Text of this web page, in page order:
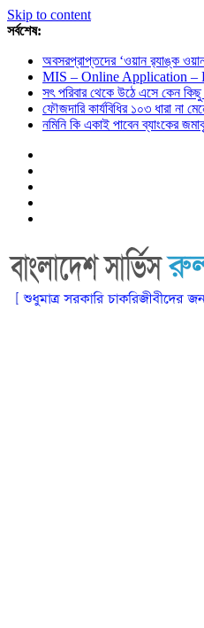
Skip to content
সর্বশেষ:
অবসরপ্রাপ্তদের ‘ওয়ান র‌্যাঙ্ক
MIS – Online Application –
সৎ পরিবার থেকে উঠে এসে কেন
ফৌজদারি কার্যবিধির ১০৩ ধারা না
নমিনি কি একাই পাবেন ব্যাংকের